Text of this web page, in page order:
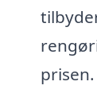
prisen.